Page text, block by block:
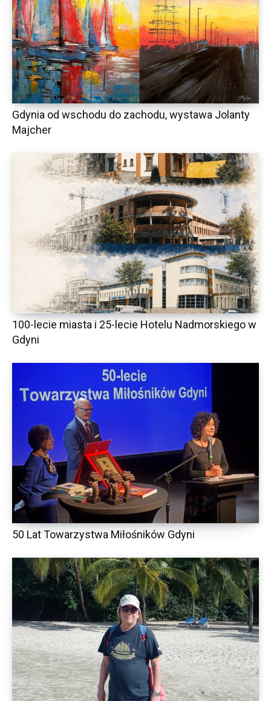
Gdynia od wschodu do zachodu, wystawa Jolanty
Majcher
100-lecie miasta i 25-lecie Hotelu Nadmorskiego w
Gdyni
50 Lat Towarzystwa Miłośników Gdyni